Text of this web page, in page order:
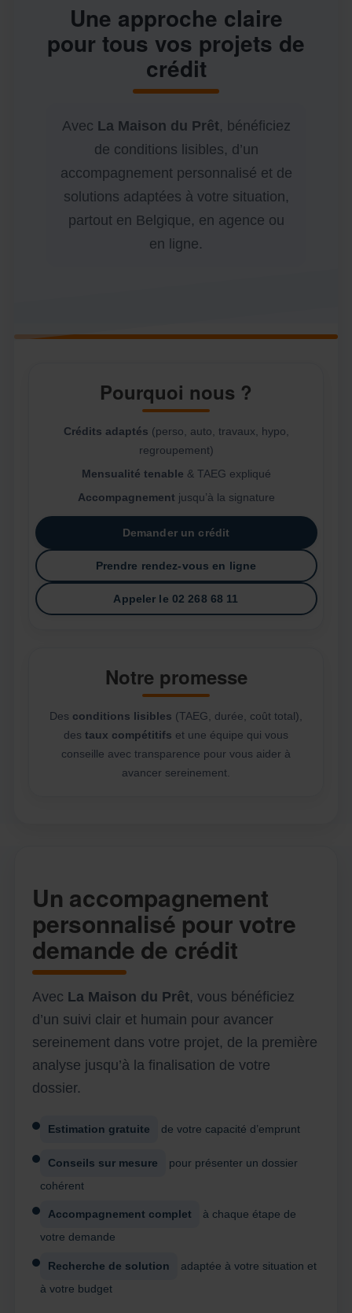
Une approche claire
pour tous vos projets de
crédit
Avec La Maison du Prêt, bénéficiez
de conditions lisibles, d’un
accompagnement personnalisé et de
solutions adaptées à votre situation,
partout en Belgique, en agence ou
en ligne.
Pourquoi nous ?
Crédits adaptés (perso, auto, travaux, hypo,
regroupement)
Mensualité tenable & TAEG expliqué
Accompagnement jusqu’à la signature
Demander un crédit
Prendre rendez-vous en ligne
Appeler le 02 268 68 11
Notre promesse
Des conditions lisibles (TAEG, durée, coût total),
des taux compétitifs et une équipe qui vous
conseille avec transparence pour vous aider à
avancer sereinement.
Un accompagnement
personnalisé pour votre
demande de crédit
Avec La Maison du Prêt, vous bénéficiez
d’un suivi clair et humain pour avancer
sereinement dans votre projet, de la première
analyse jusqu’à la finalisation de votre
dossier.
Estimation gratuite de votre capacité d’emprunt
Conseils sur mesure
pour présenter un dossier
cohérent
Accompagnement complet
à chaque étape de
votre demande
Recherche de solution
adaptée à votre situation et
à votre budget